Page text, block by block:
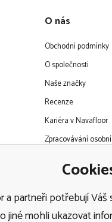
O nás
Obchodní podmínky
O společnosti
Naše značky
Recenze
Kariéra v Navafloor
Zpracovávání
a partneři potřebují
jiné mohli ukazovat